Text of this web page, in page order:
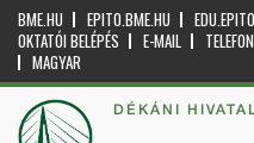
BME.HU EPITO.BME.HU
OKTATÓI BELÉPÉS
E-MAIL
MAGYAR
DÉKÁNI